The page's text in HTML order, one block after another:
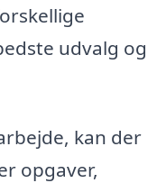
udvalg og
kan der
opgaver,